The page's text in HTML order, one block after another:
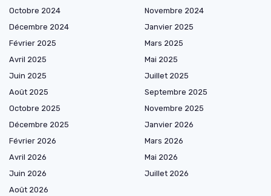
Octobre 2024
Novembre 2024
Décembre 2024
Janvier 2025
Février 2025
Mars 2025
Avril 2025
Mai 2025
Juin 2025
Juillet 2025
Août 2025
Septembre 2025
Octobre 2025
Novembre 2025
Décembre 2025
Janvier 2026
Février 2026
Mars 2026
Avril 2026
Mai 2026
Juin 2026
Juillet 2026
Août 2026